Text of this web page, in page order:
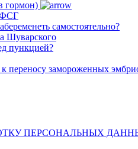
гормон)
самостоятельно?
Шуварского
пункцией?
переносу замороженных
ПЕРСОНАЛЬНЫХ